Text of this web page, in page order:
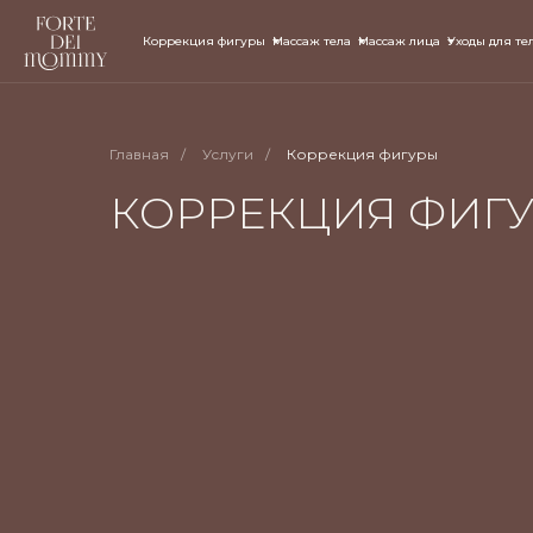
Коррекция фигуры Массаж тела Массаж лица Уходы для
Главная / Услуги / Коррекция фигуры
КОРРЕКЦИЯ